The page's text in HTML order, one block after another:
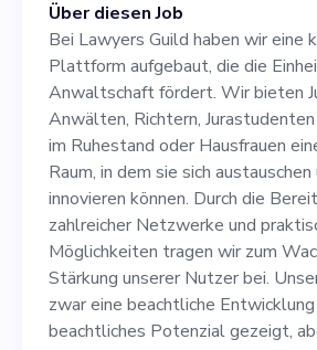
Netzwerke und
Möglichkeiten
zum Wachstum
Stärkung unserer
Unser Produkt hat
beachtliche
ein beachtliches
gezeigt, aber wir
Über diesen Job
Bei Lawyers Guild haben wir eine
Plattform aufgebaut, die die
Anwaltschaft fördert. Wir bieten
Anwälten, Richtern,
im Ruhestand oder Hausfrauen
Raum, in dem sie sich
innovieren können. Durch die
zahlreicher Netzwerke und
Möglichkeiten tragen wir zum
Stärkung unserer Nutzer bei.
zwar eine beachtliche Entwicklung
beachtliches Potenzial gezeigt,